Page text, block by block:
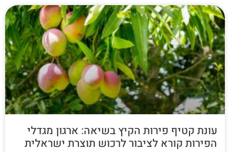
עונת קטיף פירות הקיץ בשיאה: ארגון מגדלי
הפירות קורא לציבור לרכוש תוצרת ישראלית